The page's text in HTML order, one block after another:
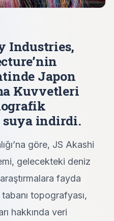
Industries,
Japon
Kuvvetleri
suya indirdi.
göre, JS Akashi
gelecekteki deniz
fayda
topografyası,
hakkında veri